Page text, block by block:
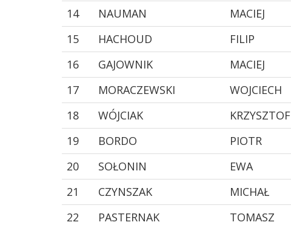
14
NAUMAN MACIEJ
15
HACHOUD FILIP
16
GAJOWNIK MACIEJ
17
MORACZEWSKI WOJCIECH
18
WÓJCIAK KRZYSZTOF
19
BORDO PIOTR
20
SOŁONIN EWA
21
CZYNSZAK MICHAŁ
22
PASTERNAK TOMASZ